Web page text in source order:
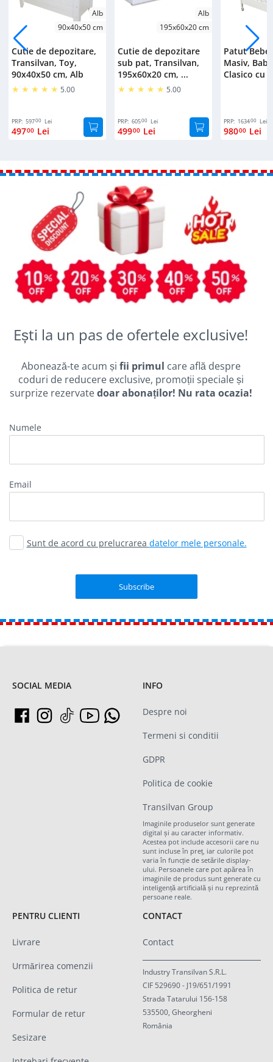
Alb
90x40x50 cm
Cutie de depozitare,
Transilvan, Toy,
90x40x50 cm, Alb
5.00
PRP: 59700 Lei
49700 Lei
Alb
195x60x20 cm
Cutie de depozitare
sub pat, Transilvan,
195x60x20 cm, ...
5.00
PRP: 60500 Lei
49900 Lei
Patut
Masiv,
Clasico cu
PRP: 163400 Lei
98000 Lei
Ești la un pas de ofertele exclusive!
Abonează-te acum și fii primul care află despre
coduri de reducere exclusive, promoții speciale și
surprize rezervatedoar abonaților! Nu rata ocazia!
Numele
email
Sunt de acord cu prelucrarea datelor mele personale.
SOCIAL MEDIA INFO
Despre noi
Termeni si conditii
GDPR
Politica de cookie
Transilvan Group
Imaginile produselor sunt generate
digital și au caracter informativ.
Acestea pot include accesorii care nu
sunt incluse în preț, iar culorile pot
varia în funcție de setările display-
ului. Persoanele care pot apărea în
imaginile de produs sunt generate cu
inteligență artificială și nu reprezintă
persoane reale.
PENTRU CLIENTI
Livrare
Urmărirea comenzii
Politica de retur
Formular de retur
Sesizare
CONTACT
Contact
Industry Transilvan S.R.L.
CIF 529690 - J19/651/1991
Strada Tatarului 156-158
535500, Gheorgheni
România